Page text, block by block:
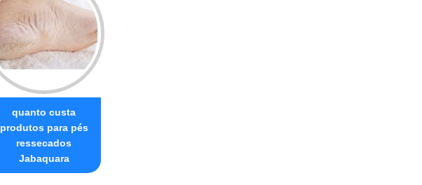
quanto custa
produtos para pés
ressecados
Jabaquara